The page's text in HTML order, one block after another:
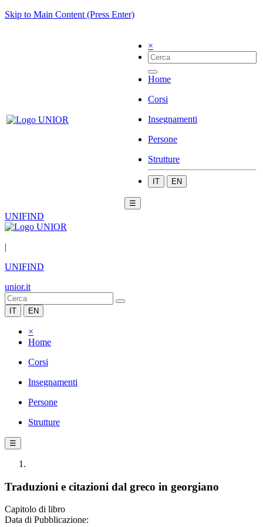
Skip to Main Content (Press Enter)
×
Home
Corsi
Insegnamenti
Persone
Strutture
IT EN
☰
UNIFIND
|
UNIFIND
unior.it
IT EN
×
Home
Corsi
Insegnamenti
Persone
Strutture
☰
Traduzioni e citazioni dal greco in georgiano
Capitolo di libro
Data di Pubblicazione: